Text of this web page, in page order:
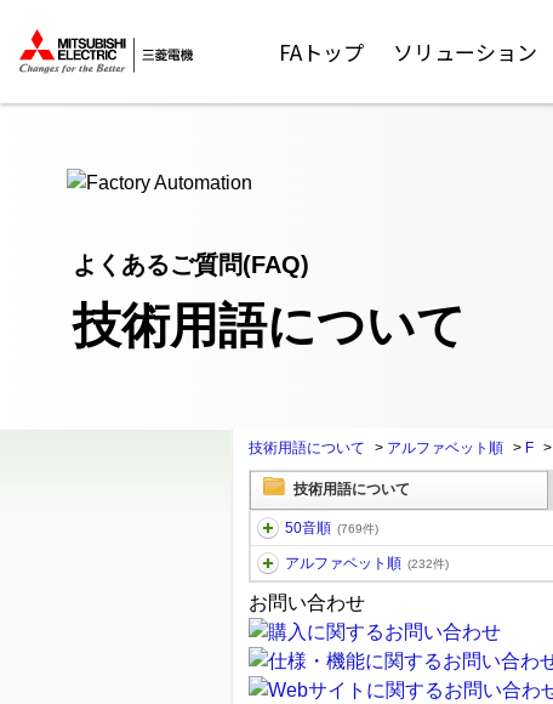
FAトップ ソリューション
よくあるご質問(FAQ)
技術用語について
技術用語について > アルファベット順 > F >
技術用語について
50音順 (769件)
アルファベット順 (232件)
お問い合わせ